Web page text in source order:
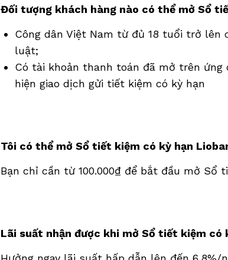
Đối tượng khách hàng nào có thể mở Sổ
Công dân Việt Nam từ đủ 18 tuổi trở lên
luật;
Có tài khoản thanh toán đã mở trên
hiện giao dịch gửi tiết kiệm có kỳ hạn
Tôi có thể mở Sổ tiết kiệm có kỳ hạn
Bạn chỉ cần từ 100.000₫ để bắt đầu mở Sổ
Lãi suất nhận được khi mở Sổ tiết kiệm có